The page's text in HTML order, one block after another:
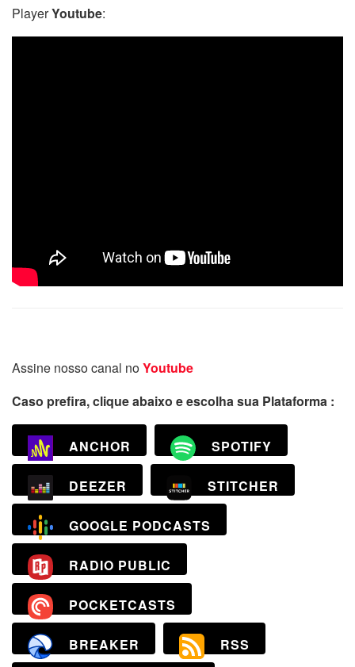
PlayerYoutube:
Assine nosso canal noYoutube
Caso prefira, clique abaixo e escolha sua Plataforma :
ANCHOR SPOTIFY
DEEZER STITCHER
GOOGLE PODCASTS
RADIO PUBLIC
POCKETCASTS
BREAKER RSS